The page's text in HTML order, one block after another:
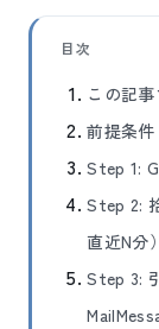
目次
この記
前提条
Step 1:
Step 2:
直近N分）
Step 3: